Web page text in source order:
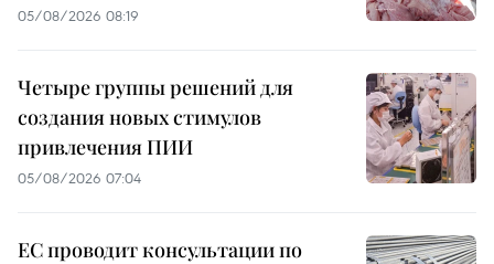
05/08/2026 08:19
Четыре группы решений для
создания новых стимулов
привлечения ПИИ
05/08/2026 07:04
ЕС проводит консультации по